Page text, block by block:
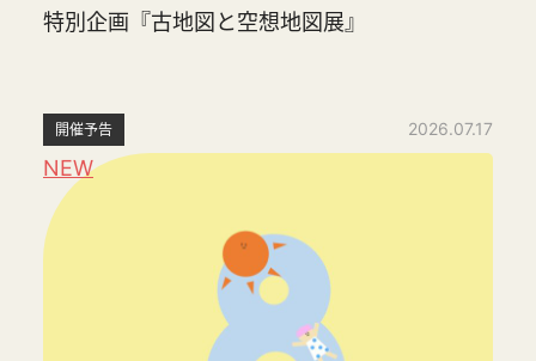
特別企画『古地図と空想地図展』
開催予告 2026.07.17
NEW